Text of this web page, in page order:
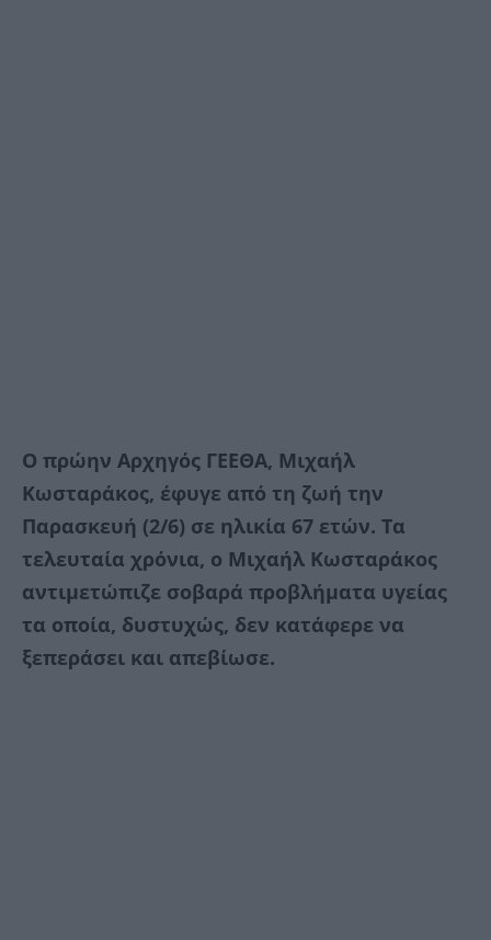
Ο πρώην Αρχηγός ΓΕΕΘΑ, Μιχαήλ
Κωσταράκος, έφυγε από τη ζωή την
Παρασκευή (2/6) σε ηλικία 67 ετών. Τα
τελευταία χρόνια, ο Μιχαήλ Κωσταράκος
αντιμετώπιζε σοβαρά προβλήματα υγείας
τα οποία, δυστυχώς, δεν κατάφερε να
ξεπεράσει και απεβίωσε.